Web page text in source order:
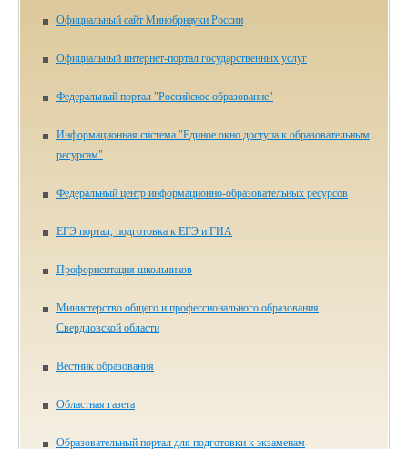
Официальный сайт Минобрнауки России
Официальный интернет-портал государственных услуг
Федеральный портал "Российское образование"
Информационная система "Единое окно доступа к образовательным
ресурсам"
Федеральный центр информационно-образовательных ресурсов
ЕГЭ портал, подготовка к ЕГЭ и ГИА
Профориентация школьников
Министерство общего и профессионального образования
Свердловской области
Вестник образования
Областная газета
Образовательный портал для подготовки к экзаменам